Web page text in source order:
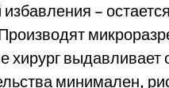
–
хирург выдавливает
минимален,